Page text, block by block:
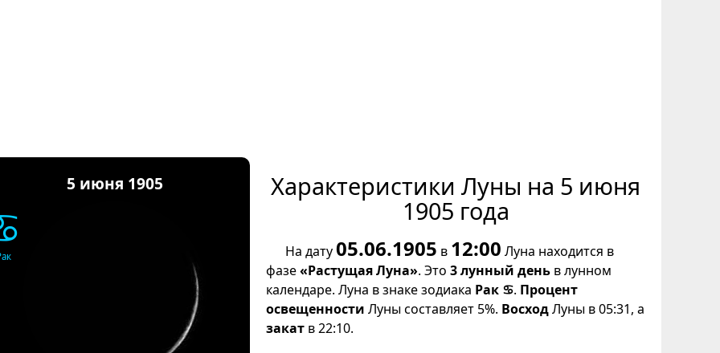
5 июня 1905 Характеристики Луны на 5 июня
1905 года
На дату05.06.1905 в 12:00 Луна находится в
фазе«Растущая Луна». Это 3 лунный день в лунном
календаре. Луна в знаке зодиака Рак ♋. Процент
освещенности Луны составляет 5%. ВосходЛуны в 05:31, а
закат в 22:10.